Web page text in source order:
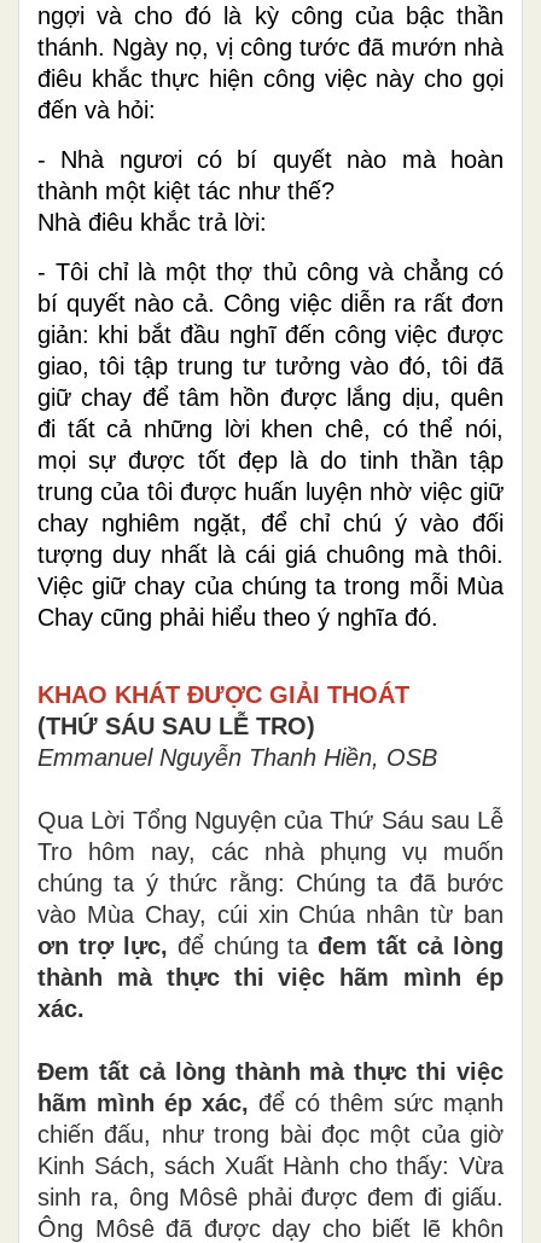
ngợi và cho đó là kỳ công của bậc thần
thánh. Ngày nọ, vị công tước đã mướn nhà
điêu khắc thực hiện công việc này cho gọi
đến và hỏi:
- Nhà ngươi có bí quyết nào mà hoàn
thành một kiệt tác như thế?
Nhà điêu khắc trả lời:
- Tôi chỉ là một thợ thủ công và chẳng có
bí quyết nào cả. Công việc diễn ra rất đơn
giản: khi bắt đầu nghĩ đến công việc được
giao, tôi tập trung tư tưởng vào đó, tôi đã
giữ chay để tâm hồn được lắng dịu, quên
đi tất cả những lời khen chê, có thể nói,
mọi sự được tốt đẹp là do tinh thần tập
trung của tôi được huấn luyện nhờ việc giữ
chay nghiêm ngặt, để chỉ chú ý vào đối
tượng duy nhất là cái giá chuông mà thôi.
Việc giữ chay của chúng ta trong mỗi Mùa
Chay cũng phải hiểu theo ý nghĩa đó.
KHAO KHÁT ĐƯỢC GIẢI THOÁT
(THỨ SÁU SAU LỄ TRO)
Emmanuel Nguyễn Thanh Hiền, OSB
Qua Lời Tổng Nguyện của Thứ Sáu sau Lễ
Tro hôm nay, các nhà phụng vụ muốn
chúng ta ý thức rằng: Chúng ta đã bước
vào Mùa Chay, cúi xin Chúa nhân từ ban
ơn trợ lực, để chúng tađem tất cả lòng
thành mà thực thi việc hãm mình ép
xác.
Đem tất cả lòng thành mà thực thi việc
hãm mình ép xác, để có thêm sức mạnh
chiến đấu, như trong bài đọc một của giờ
Kinh Sách, sách Xuất Hành cho thấy: Vừa
sinh ra, ông Môsê phải được đem đi giấu.
Ông Môsê đã được dạy cho biết lẽ khôn